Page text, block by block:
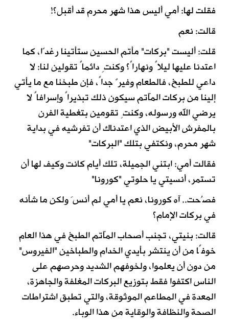
فقلت لها: أمي أليس هذا شهر محرم قد أقبل؟!
قالت: نعم
قلت: أليست "بركات" مأتم الحسين ستأتينا رغدًا، كما
اعتدنا عليها ليلاً ونهاراً؟ وكنتِ دائماً تقولين لنا: لا
داعي للطبخ، فالطعام وفيرٌ جداً، فإن طبخنا مع ما يأتي
إلينا من بركات المآتم سيكون ذلك تبذيراً وإسرافاً لا
يرضي الله ورسوله، وكنتِ تقومين بتغطية الفرن
بالمفرش الأبيض الذي اعتدناك أن تفرشيه في بداية
شهر محرم، ونكتفي بتلك "البركات"
فقالت أمي: ابتني الجميلة، تلك أيام كانت وكيف لها أن
تستمر، أنسيتي يا حلوتي "كورونا"
فصُحت.. آه كورونا، نعم يا أمي لم أنسَ ولكن ما شأنه
في بركات الإمام؟
قالت: بنيتي، تجنب أصحاب المآتم الطبخ في هذا العام
خوفًا من أن ينتشر بأيدي الخدام والطباخين "الفيروس"
من دون أن يعلموا، ولخوفهم الشديد وحرصهم على
الناس اكتفوا فقط بتوزيع البركات المغلفة والجاهزة،
المعدة في المطاعم الموثوقة، والتي تطبق اشتراطات
الصحة والنظافة والوقاية من هذا الوباء.